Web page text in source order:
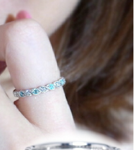
指輪 天然パライバトル